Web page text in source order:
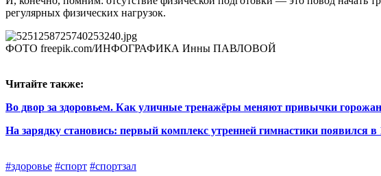
регулярных физических нагрузок.
ФОТО freepik.com/ИНФОГРАФИКА Инны ПАВЛОВОЙ
Читайте также:
Во двор за здоровьем. Как уличные тренажёры меняют привычки горожан
На зарядку становись: первый комплекс утренней гимнастики появился в
#здоровье #спорт #спортзал